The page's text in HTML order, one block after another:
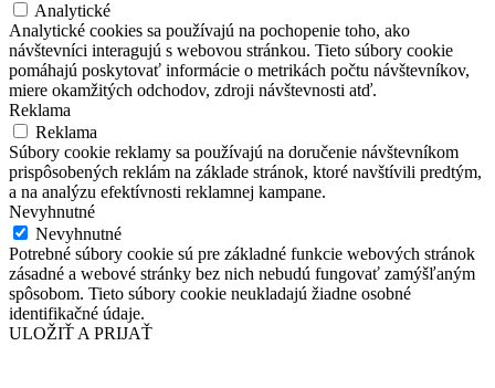
Analytické
Analytické cookies sa používajú na pochopenie toho, ako
návštevníci interagujú s webovou stránkou. Tieto súbory cookie
pomáhajú poskytovať informácie o metrikách počtu návštevníkov,
miere okamžitých odchodov, zdroji návštevnosti atď.
Reklama
Reklama
Súbory cookie reklamy sa používajú na doručenie návštevníkom
prispôsobených reklám na základe stránok, ktoré navštívili predtým,
a na analýzu efektívnosti reklamnej kampane.
Nevyhnutné
Nevyhnutné
Potrebné súbory cookie sú pre základné funkcie webových stránok
zásadné a webové stránky bez nich nebudú fungovať zamýšľaným
spôsobom. Tieto súbory cookie neukladajú žiadne osobné
identifikačné údaje.
ULOŽIŤ A PRIJAŤ